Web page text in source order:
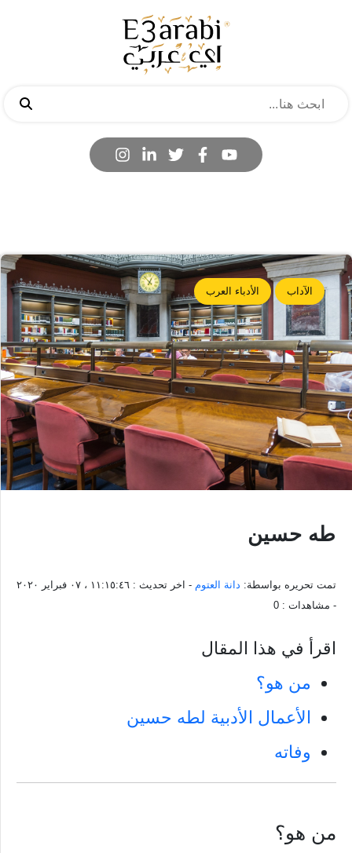
الآداب الأدباء العرب
طه حسين
تمت تحريره بواسطة: دانة العتوم - اخر تحديث : ١١:١٥:٤٦ ، ٠٧ فبراير ٢٠٢٠
- مشاهدات : 0
اقرأ في هذا المقال
من هو؟
الأعمال الأدبية لطه حسين
وفاته
من هو؟